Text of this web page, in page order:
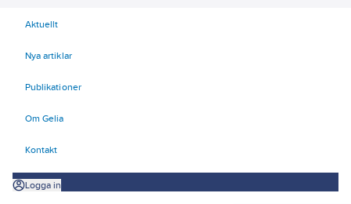
Aktuellt
Nya artiklar
Publikationer
Om Gelia
Kontakt
Logga in